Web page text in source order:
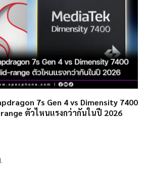
7s Gen 4 vs Dimensity 7400
ตัวไหนแรงกว่ากันในปี 2026